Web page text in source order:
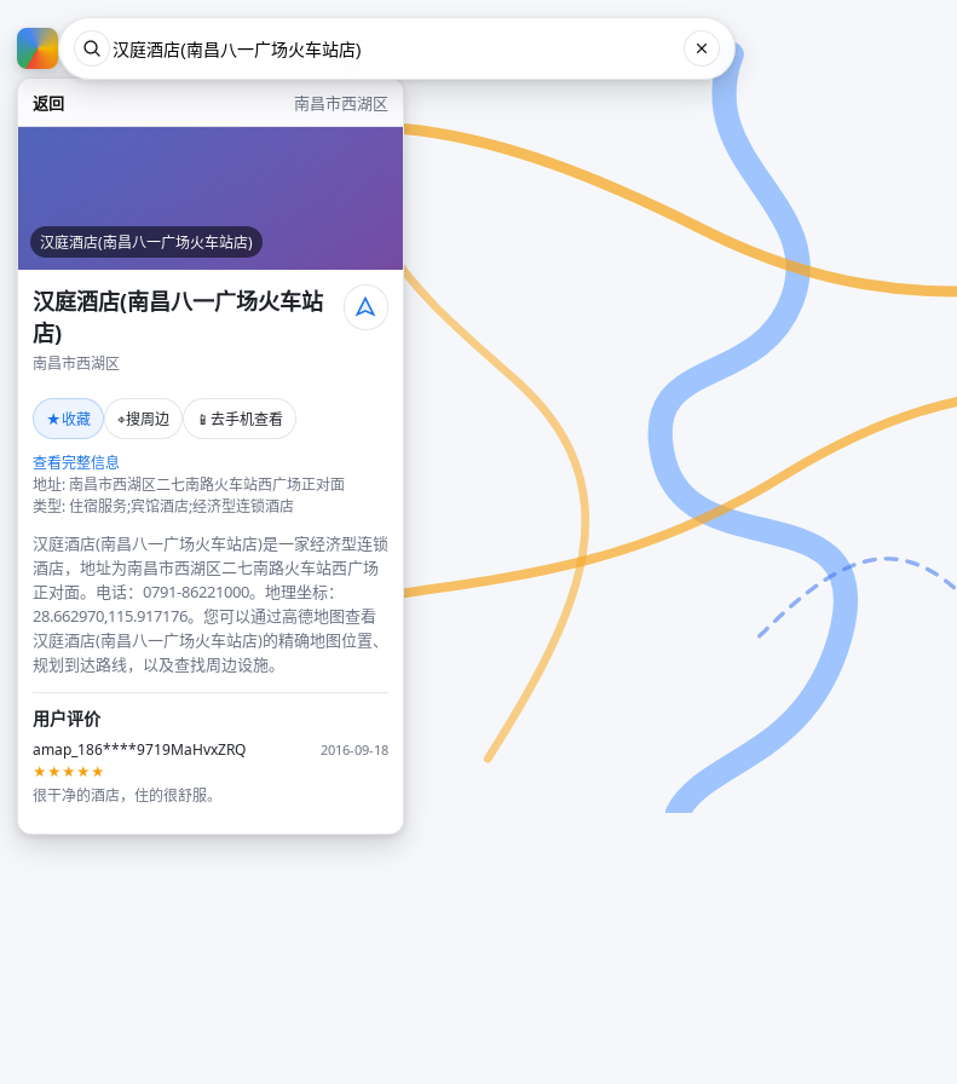
返回 南昌市西湖区
汉庭酒店(南昌八一广场火车站店)
汉庭酒店(南昌八一广场火车站
店)
南昌市西湖区
★收藏 ⌖搜周边 📱 去手机查看
查看完整信息
地址: 南昌市西湖区二七南路火车站西广场正对面
类型: 住宿服务;宾馆酒店;经济型连锁酒店
汉庭酒店(南昌八一广场火车站店)是一家经济型连锁
酒店，地址为南昌市西湖区二七南路火车站西广场
正对面。电话：0791-86221000。地理坐标：
28.662970,115.917176。您可以通过高德地图查看
汉庭酒店(南昌八一广场火车站店)的精确地图位置、
规划到达路线，以及查找周边设施。
用户评价
amap_186****9719MaHvxZRQ
2016-09-18
★★★★★
很干净的酒店，住的很舒服。